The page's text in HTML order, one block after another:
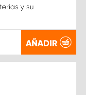
y su
AÑADIR